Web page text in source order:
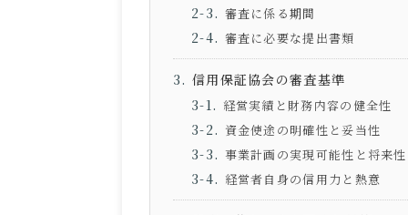
審査に係る期間
審査に必要な提出書類
信用保証協会の審査基準
経営実績と財務内容の健全性
資金使途の明確性と妥当性
事業計画の実現可能性と将来性
経営者自身の信用力と熱意